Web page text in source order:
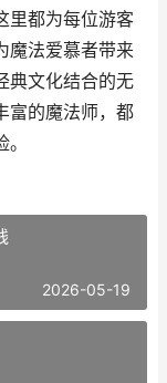
里都为每位游客
魔法爱慕者带来
典文化结合的无
富的魔法师，都
2026-05-19